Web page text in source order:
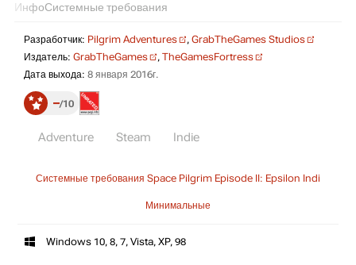
ИнфоСистемные требования
Разработчик: Pilgrim Adventures , GrabTheGames Studios
Издатель: GrabTheGames , TheGamesFortress
Дата выхода: 8 января 2016г.
– 10
Adventure Steam Indie
Системные требования Space Pilgrim Episode II: Epsilon Indi
Минимальные
Windows 10, 8, 7, Vista, XP, 98